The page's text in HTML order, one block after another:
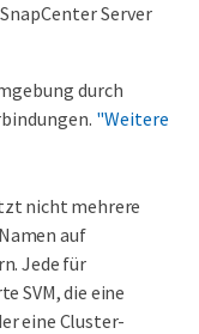
Server
durch
"Weitere
nicht mehrere
auf
Jede für
SVM, die eine
eine Cluster-